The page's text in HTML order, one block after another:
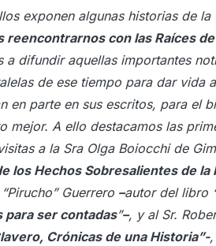
exponen algunas historias de
reencontrarnos con las Raíces
a difundir aquellas importantes
de ese tiempo para dar vida
en parte en sus escritos, para el
mejor. A ello destacamos las
a la Sra Olga Boiocchi de
los Hechos Sobresalientes de la
Guerrero –autor del libro
para ser contadas”–, y al Sr.
Crónicas de una Historia”-,